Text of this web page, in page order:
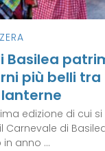
Basilea
più belli tra
edizione di cui
Carnevale di
anno ...